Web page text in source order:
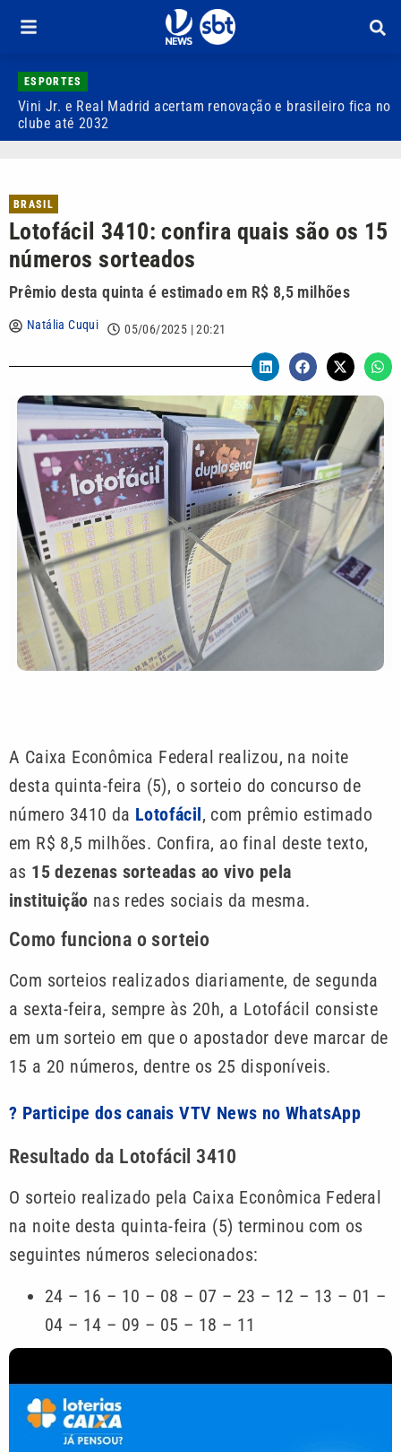
ESPORTES
Vini Jr. e Real Madrid acertam renovação e brasileiro fica no
clube até 2032
BRASIL
Lotofácil 3410: confira quais são os 15
números sorteados
Prêmio desta quinta é estimado em R$ 8,5 milhões
Natália Cuqui 05/06/2025 | 20:21
A Caixa Econômica Federal realizou, na noite
desta quinta-feira (5), o sorteio do concurso de
número 3410 da Lotofácil, com prêmio estimado
em R$ 8,5 milhões. Confira, ao final deste texto,
as 15 dezenas sorteadas ao vivo pela
instituição nas redes sociais da mesma.
Como funciona o sorteio
Com sorteios realizados diariamente, de segunda
a sexta-feira, sempre às 20h, a Lotofácil consiste
em um sorteio em que o apostador deve marcar de
15 a 20 números, dentre os 25 disponíveis.
? Participe dos canais VTV News no WhatsApp
Resultado da Lotofácil 3410
O sorteio realizado pela Caixa Econômica Federal
na noite desta quinta-feira (5) terminou com os
seguintes números selecionados:
24 – 16 – 10 – 08 – 07 – 23 – 12 – 13 – 01 –
04 – 14 – 09 – 05 – 18 – 11